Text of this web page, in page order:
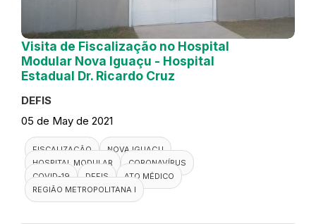
Visita de Fiscalização no Hospital
Modular Nova Iguaçu - Hospital
Estadual Dr. Ricardo Cruz
DEFIS
05 de May de 2021
FISCALIZAÇÃO
NOVA IGUAÇU
HOSPITAL MODULAR
CORONAVÍRUS
COVID-19
DEFIS
ATO MÉDICO
REGIÃO METROPOLITANA I